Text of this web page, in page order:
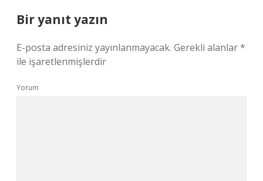
Bir yanıt yazın
E-posta adresiniz yayınlanmayacak. Gerekli alanlar*
ile işaretlenmişlerdir
Yorum